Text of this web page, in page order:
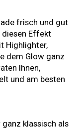
frisch und gut
diesen Effekt
Highlighter,
dem Glow ganz
Ihnen,
und am besten
klassisch als